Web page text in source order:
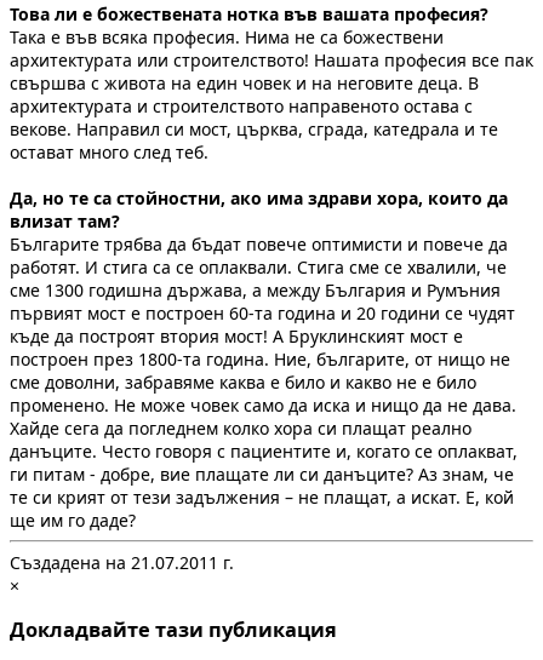
Това ли е божествената нотка във вашата професия?
Така е във всяка професия. Нима не са божествени
архитектурата или строителството! Нашата професия все пак
свършва с живота на един човек и на неговите деца. В
архитектурата и строителството направеното остава с
векове. Направил си мост, църква, сграда, катедрала и те
остават много след теб.
Да, но те са стойностни, ако има здрави хора, които да
влизат там?
Българите трябва да бъдат повече оптимисти и повече да
работят. И стига са се оплаквали. Стига сме се хвалили, че
сме 1300 годишна държава, а между България и Румъния
първият мост е построен 60-та година и 20 години се чудят
къде да построят втория мост! А Бруклинският мост е
построен през 1800-та година. Ние, българите, от нищо не
сме доволни, забравяме каква е било и какво не е било
променено. Не може човек само да иска и нищо да не дава.
Хайде сега да погледнем колко хора си плащат реално
данъците. Често говоря с пациентите и, когато се оплакват,
ги питам - добре, вие плащате ли си данъците? Аз знам, че
те си крият от тези задължения – не плащат, а искат. Е, кой
ще им го даде?
Създадена на 21.07.2011 г.
×
Докладвайте тази публикация